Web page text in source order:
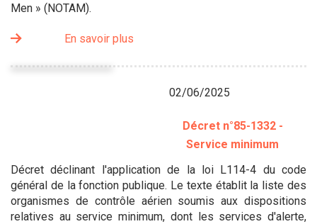
Men » (NOTAM).
En savoir plus
02/06/2025
Décret n°85-1332 -
Service minimum
Décret déclinant l'application de la loi L114-4 du code
général de la fonction publique. Le texte établit la liste des
organismes de contrôle aérien soumis aux dispositions
relatives au service minimum, dont les services d'alerte,